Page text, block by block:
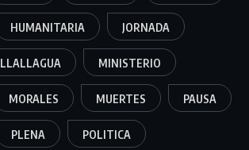
HUMANITARIA JORNADA
LLALLAGUA MINISTERIO
MORALES MUERTES PAUSA
PLENA POLITICA